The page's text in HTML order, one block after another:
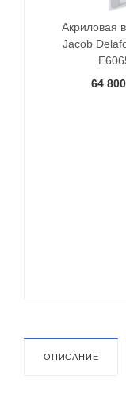
Акриловая
Jacob
64
ОПИСАНИЕ